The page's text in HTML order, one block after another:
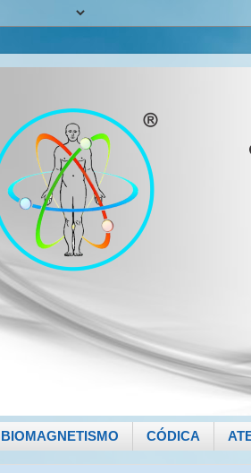
BIOMAGNETISMO CÓDICA